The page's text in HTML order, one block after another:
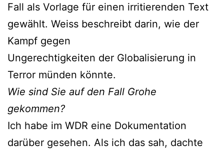
Fall als Vorlage für einen irritierenden Text
gewählt. Weiss beschreibt darin, wie der
Kampf gegen
Ungerechtigkeiten der Globalisierung in
Terror münden könnte.
Wie sind Sie auf den Fall Grohe
gekommen?
Ich habe im WDR eine Dokumentation
darüber gesehen. Als ich das sah, dachte